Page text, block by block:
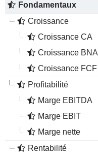
Fondamentaux
Croissance
Croissance CA
Croissance BNA
Croissance FCF
Profitabilité
Marge EBITDA
Marge EBIT
Marge nette
Rentabilité